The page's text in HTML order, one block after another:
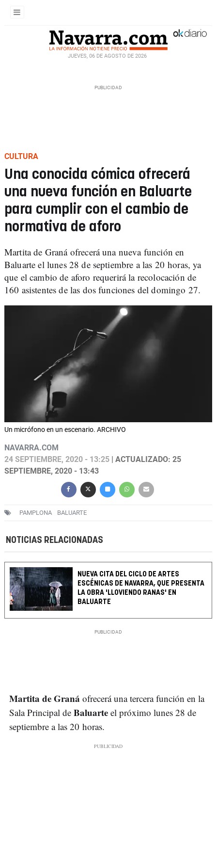
JUEVES, 06 DE AGOSTO DE 2026
CULTURA
Una conocida cómica ofrecerá
una nueva función en Baluarte
para cumplir con el cambio de
normativa de aforo
Martita de Graná ofrecerá una nueva función en
Baluarte el lunes 28 de septiembre a las 20 horas, ya
que el cambio de aforo requerirá la recolocación de
160 asistentes de las dos funciones del domingo 27.
Un micrófono en un escenario. ARCHIVO
NAVARRA.COM
24 SEPTIEMBRE, 2020 - 13:25 | ACTUALIZADO: 25
SEPTIEMBRE, 2020 - 13:43
PAMPLONA BALUARTE
NOTICIAS RELACIONADAS
NUEVA CITA DEL CICLO DE ARTES
ESCÉNICAS DE NAVARRA, QUE PRESENTA
LA OBRA 'LLOVIENDO RANAS' EN
BALUARTE
Martita de Graná ofrecerá una tercera función en la
Sala Principal de Baluarte el próximo lunes 28 de
septiembre a las 20 horas.